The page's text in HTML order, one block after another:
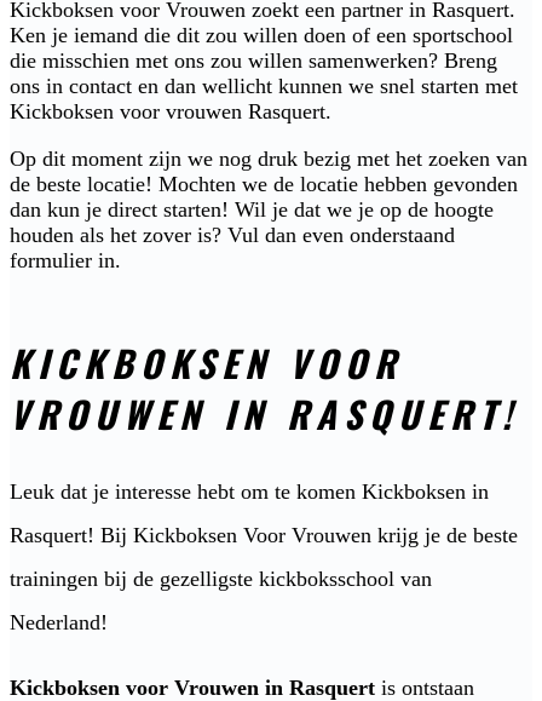
Kickboksen voor Vrouwen zoekt een partner in Rasquert.
Ken je iemand die dit zou willen doen of een sportschool
die misschien met ons zou willen samenwerken? Breng
ons in contact en dan wellicht kunnen we snel starten met
Kickboksen voor vrouwen Rasquert.
Op dit moment zijn we nog druk bezig met het zoeken van
de beste locatie! Mochten we de locatie hebben gevonden
dan kun je direct starten! Wil je dat we je op de hoogte
houden als het zover is? Vul dan even onderstaand
formulier in.
KICKBOKSEN VOOR
VROUWEN IN RASQUERT!
Leuk dat je interesse hebt om te komen Kickboksen in
Rasquert! Bij Kickboksen Voor Vrouwen krijg je de beste
trainingen bij de gezelligste kickboksschool van
Nederland!
Kickboksen voor Vrouwen in Rasquert is ontstaan